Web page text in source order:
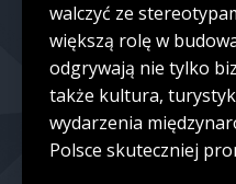
walczyć ze
większą rolę w
odgrywają nie tylko
także kultura,
wydarzenia
Polsce skuteczniej